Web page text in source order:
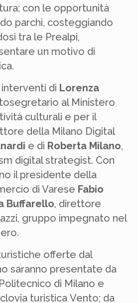
con le opportunità
parchi, costeggiando
tra le Prealpi,
un motivo di
di Lorenza
al Ministero
culturali e per il
della Milano Digital
e di Roberta Milano,
digital strategist. Con
il presidente della
di Varese Fabio
Buffarello, direttore
gruppo impegnato nel
offerte dal
saranno presentate da
di Milano e
turistica Vento; da